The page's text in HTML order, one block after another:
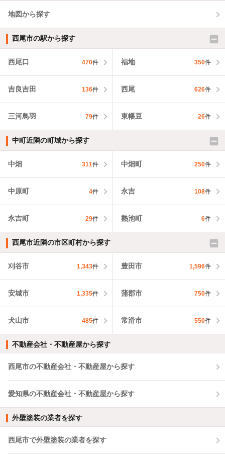
地図から探す
西尾市の駅から探す
西尾口 470件 福地 350件
吉良吉田 136件 西尾 626件
三河鳥羽 79件 東幡豆 26件
中町近隣の町域から探す
中畑 311件 中畑町 250件
中原町 4件 永吉 108件
永吉町 29件 熱池町 6件
西尾市近隣の市区町村から探す
刈谷市 1,343件 豊田市 1,596件
安城市 1,335件 蒲郡市 750件
犬山市 485件 常滑市 550件
不動産会社・不動産屋から探す
西尾市の不動産会社・不動産屋から探す
愛知県の不動産会社・不動産屋から探す
外壁塗装の業者を探す
西尾市で外壁塗装の業者を探す